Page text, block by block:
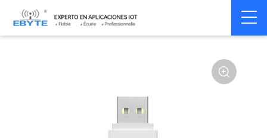
Home > Module > SPI/SOC/UART
